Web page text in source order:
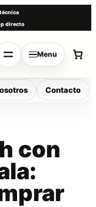
directo
Menu
Contacto
con